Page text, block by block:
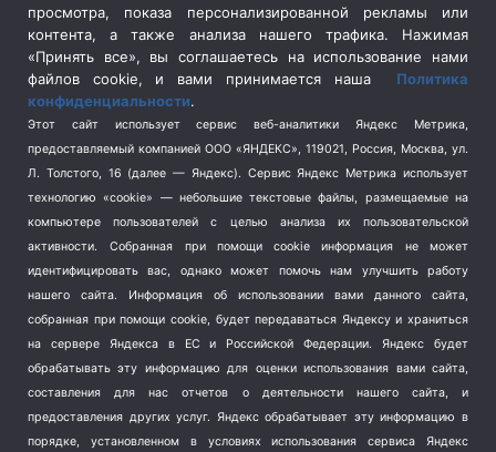
Социальная политика
(3)
Спецоперация в Украине
Спецоперация на Украине
(404)
Спорт (740)
Терроризм (1)
Транспорт (262)
Туризм (178)
Флот (76)
Школа и спорт (2)
Экология (8)
Экономика (1172)
просмотра, показа персонализированной рекламы или
контента, а также анализа нашего трафика. Нажимая
«Принять все», вы соглашаетесь на использование нами
файлов cookie, и вами принимается наша Политика
конфиденциальности.
Этот сайт использует сервис веб-аналитики Яндекс Метрика,
предоставляемый компанией ООО «ЯНДЕКС», 119021, Россия, Москва, ул.
Л. Толстого, 16 (далее — Яндекс). Сервис Яндекс Метрика использует
технологию «cookie» — небольшие текстовые файлы, размещаемые на
компьютере пользователей с целью анализа их пользовательской
активности.
Собранная при помощи cookie информация не может
идентифицировать вас, однако может помочь нам улучшить работу
нашего сайта. Информация об использовании вами данного сайта,
собранная при помощи cookie, будет передаваться Яндексу и храниться
на сервере Яндекса в ЕС и Российской Федерации. Яндекс будет
обрабатывать эту информацию для оценки использования вами сайта,
составления для нас отчетов о деятельности нашего сайта, и
предоставления других услуг. Яндекс обрабатывает эту информацию в
порядке, установленном в условиях использования сервиса Яндекс